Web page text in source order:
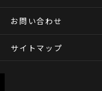
お問い合わせ
サイトマップ